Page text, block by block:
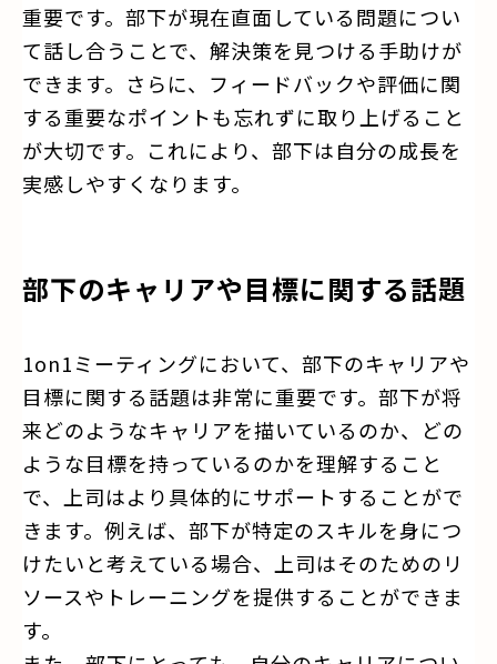
重要です。部下が現在直面している問題につい
て話し合うことで、解決策を見つける手助けが
できます。さらに、フィードバックや評価に関
する重要なポイントも忘れずに取り上げること
が大切です。これにより、部下は自分の成長を
実感しやすくなります。
部下のキャリアや目標に関する話題
1on1ミーティングにおいて、部下のキャリアや
目標に関する話題は非常に重要です。部下が将
来どのようなキャリアを描いているのか、どの
ような目標を持っているのかを理解すること
で、上司はより具体的にサポートすることがで
きます。例えば、部下が特定のスキルを身につ
けたいと考えている場合、上司はそのためのリ
ソースやトレーニングを提供することができま
す。